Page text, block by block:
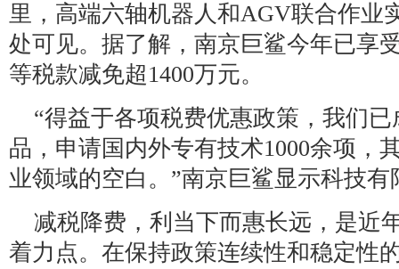
里，高端六轴机器人和AGV联合作业
处可见。据了解，南京巨鲨今年已享
等税款减免超1400万元。
“得益于各项税费优惠政策，我们
品，申请国内外专有技术1000余项，
业领域的空白。”南京巨鲨显示科技
减税降费，利当下而惠长远，是近
着力点。在保持政策连续性和稳定性